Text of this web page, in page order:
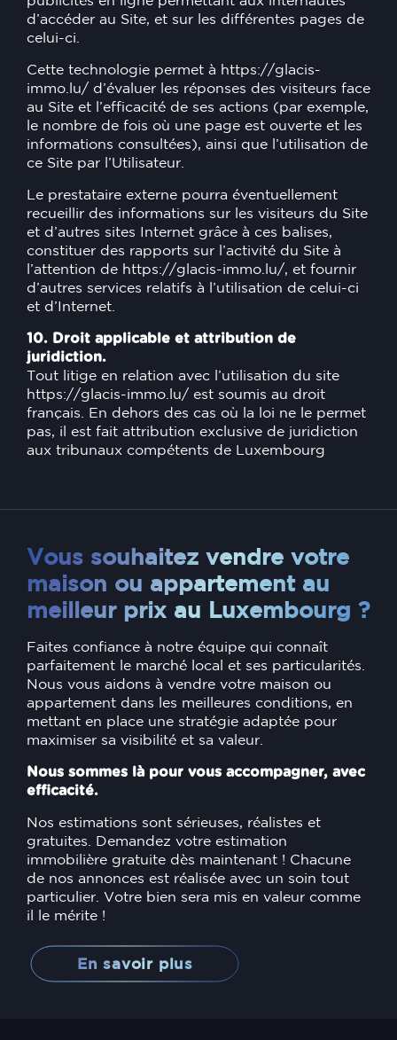
d’accéder au Site, et sur les différentes pages de
celui-ci.
Cette technologie permet à https://glacis-
immo.lu/ d’évaluer les réponses des visiteurs face
au Site et l’efficacité de ses actions (par exemple,
le nombre de fois où une page est ouverte et les
informations consultées), ainsi que l’utilisation de
ce Site par l’Utilisateur.
Le prestataire externe pourra éventuellement
recueillir des informations sur les visiteurs du Site
et d’autres sites Internet grâce à ces balises,
constituer des rapports sur l’activité du Site à
l’attention de https://glacis-immo.lu/, et fournir
d’autres services relatifs à l’utilisation de celui-ci
et d’Internet.
10. Droit applicable et attribution de
juridiction.
Tout litige en relation avec l’utilisation du site
https://glacis-immo.lu/ est soumis au droit
français. En dehors des cas où la loi ne le permet
pas, il est fait attribution exclusive de juridiction
aux tribunaux compétents de Luxembourg
Vous souhaitez vendre votre
maison ou appartement au
meilleur prix au Luxembourg ?
Faites confiance à notre équipe qui connaît
parfaitement le marché local et ses particularités.
Nous vous aidons à vendre votre maison ou
appartement dans les meilleures conditions, en
mettant en place une stratégie adaptée pour
maximiser sa visibilité et sa valeur.
Nous sommes là pour vous accompagner, avec
efficacité.
Nos estimations sont sérieuses, réalistes et
gratuites. Demandez votre estimation
immobilière gratuite dès maintenant ! Chacune
de nos annonces est réalisée avec un soin tout
particulier. Votre bien sera mis en valeur comme
il le mérite !
En savoir plus